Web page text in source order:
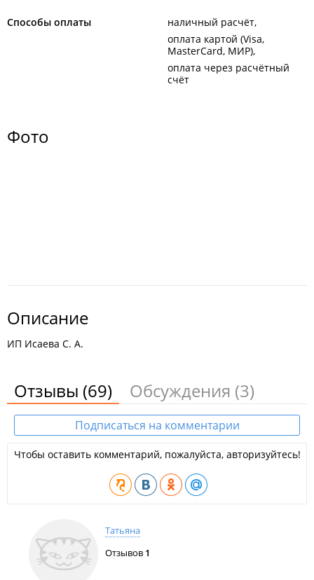
Способы оплаты
наличный расчёт
оплата картой (Visa,
MasterCard, МИР)
оплата через расчётный
счёт
Фото
Описание
ИП Исаева С. А.
Отзывы (69) Обсуждения (3)
Подписаться на комментарии
Чтобы оставить комментарий, пожалуйста, авторизуйтесь!
Татьяна
Отзывов 1